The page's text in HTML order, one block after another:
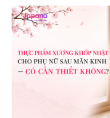
Tẩy tế bào chết Nichiei Bussan
Nano NMN+ Peeling Gel
|0
1.490.000 đ